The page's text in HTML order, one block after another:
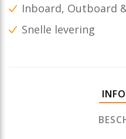
Inboard, Outboard
Snelle levering